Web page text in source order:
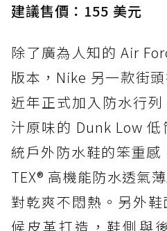
建議售價：155 美元
除了廣為人知的 Air
版本，Nike 另一款街
近年正式加入防水行
汁原味的 Dunk Low
統戶外防水鞋的笨重感
TEX® 高機能防水透氣
對乾爽不悶熱。另外
候皮革打造，鞋側與